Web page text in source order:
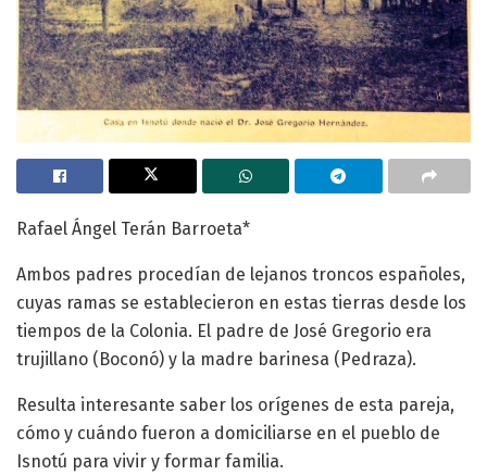
Rafael Ángel Terán Barroeta*
Ambos padres procedían de lejanos troncos españoles,
cuyas ramas se establecieron en estas tierras desde los
tiempos de la Colonia. El padre de José Gregorio era
trujillano (Boconó) y la madre barinesa (Pedraza).
Resulta interesante saber los orígenes de esta pareja,
cómo y cuándo fueron a domiciliarse en el pueblo de
Isnotú para vivir y formar familia.